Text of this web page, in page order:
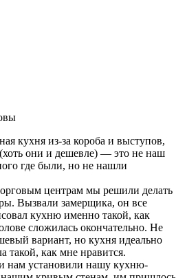
кухня из-за короба и выступов,
они и дешевле) — это не наш
где были, но не нашли
центрам мы решили делать
Вызвали замерщика, он все
кухню именно такой, как
сложилась окончательно. Не
вариант, но кухня идеально
такой, как мне нравится.
нам установили нашу кухню-